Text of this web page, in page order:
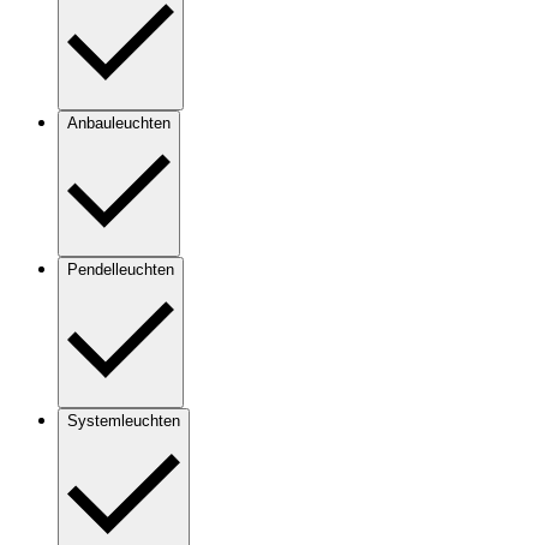
Anbauleuchten
Pendelleuchten
Systemleuchten